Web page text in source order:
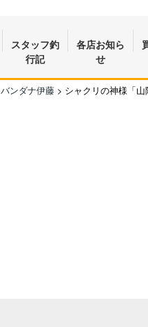
スタッフ釣
行記
各店お知ら
せ
バンダナ伊藤 > シャクリの神様「山